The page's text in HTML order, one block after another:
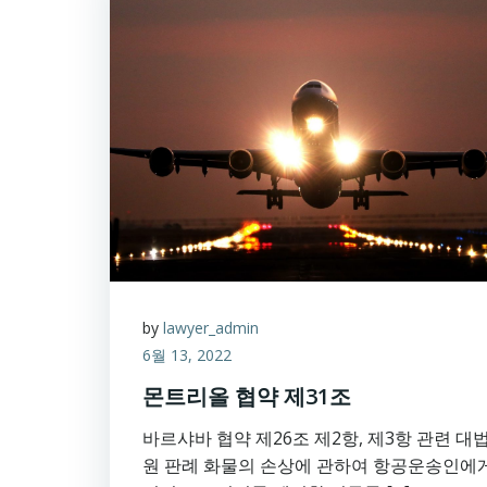
by lawyer_admin
6월 13, 2022
몬트리올 협약 제31조
바르샤바 협약 제26조 제2항, 제3항 관련 대
원 판례 화물의 손상에 관하여 항공운송인에